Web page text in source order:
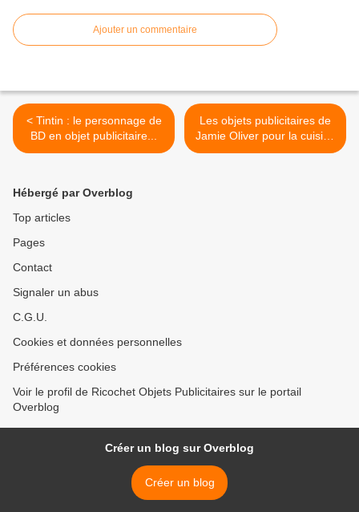
Ajouter un commentaire
< Tintin : le personnage de
BD en objet publicitaire...
Les objets publicitaires de
Jamie Oliver pour la cuisine
>
Hébergé par Overblog
Top articles
Pages
Contact
Signaler un abus
C.G.U.
Cookies et données personnelles
Préférences cookies
Voir le profil de Ricochet Objets Publicitaires sur le portail
Overblog
Créer un blog sur Overblog
Créer un blog